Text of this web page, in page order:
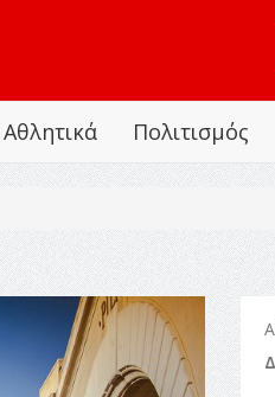
Αθλητικά Πολιτισμός
Δ